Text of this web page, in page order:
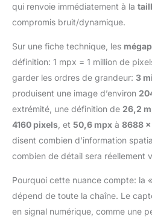
qui renvoie immédiatement à la
compromis bruit/dynamique.
Sur une fiche technique, les
définition: 1 mpx = 1 million de
garder les ordres de grandeur: 3
produisent une image d’environ
extrémité, une définition de 26,2
4160 pixels , et 50,6 mpx à 8688
disent combien d’information
combien de détail sera réellement
Pourquoi cette nuance compte: la
dépend de toute la chaîne. Le
en signal numérique, comme une